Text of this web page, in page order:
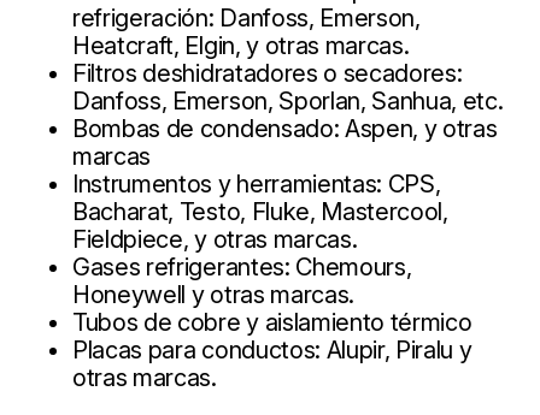
refrigeración: Danfoss, Emerson,
Heatcraft, Elgin, y otras marcas.
Filtros deshidratadores o secadores:
Danfoss, Emerson, Sporlan, Sanhua, etc.
Bombas de condensado: Aspen, y otras
marcas
Instrumentos y herramientas: CPS,
Bacharat, Testo, Fluke, Mastercool,
Fieldpiece, y otras marcas.
Gases refrigerantes: Chemours,
Honeywell y otras marcas.
Tubos de cobre y aislamiento térmico
Placas para conductos: Alupir, Piralu y
otras marcas.